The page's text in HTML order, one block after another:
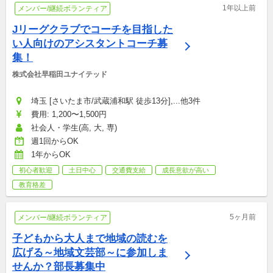
メンバー/継続ボランティア 1年以上前
Jリーグクラブでコーチを目指した
い人向けのアシスタントコーチ募
集！
株式会社早稲田ユナイテッド
埼玉 [さいたま市/武蔵浦和駅 徒歩13分],...他3件
費用: 1,200〜1,500円
社会人・学生(高, 大, 専)
週1回からOK
1年からOK
初心者歓迎 土日中心 交通費支給
成長意欲が高い
教育格差
メンバー/継続ボランティア 5ヶ月前
子どもから大人まで地域の読むを
広げる～地域文芸部～に参加しま
せんか？部長募集中